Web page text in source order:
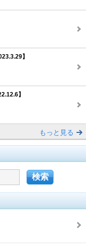
】
】
もっと見る